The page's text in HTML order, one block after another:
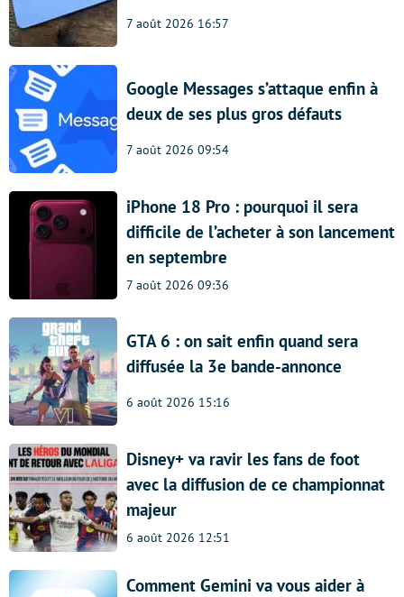
7 août 2026 16:57
Google Messages s’attaque enfin à
deux de ses plus gros défauts
7 août 2026 09:54
iPhone 18 Pro : pourquoi il sera
difficile de l’acheter à son lancement
en septembre
7 août 2026 09:36
GTA 6 : on sait enfin quand sera
diffusée la 3e bande-annonce
6 août 2026 15:16
Disney+ va ravir les fans de foot
avec la diffusion de ce championnat
majeur
6 août 2026 12:51
Comment Gemini va vous aider à